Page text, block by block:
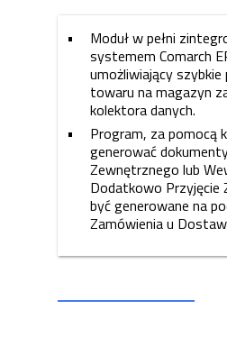
Moduł w pełni
systemem Comarch
umożliwiający
towaru na magazyn
kolektora danych.
Program, za pomocą
generować
Zewnętrznego lub
Dodatkowo Przyjęcie
być generowane na
Zamówienia u